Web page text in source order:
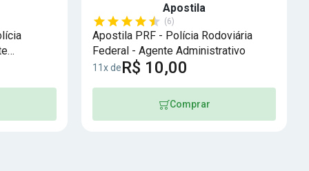
Apostila
(6)
Apostila PRF - Polícia Rodoviária
Federal - Agente Administrativo
11x deR$ 10,00
Comprar